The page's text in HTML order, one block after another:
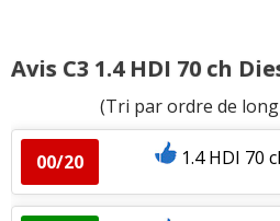
Rétrovision:1
Visibilité avant
Volume de coffre: 5
Avis C3 1.4 HDI 70 ch
(Tri par ordre de
00/20 1.4 HDI 70